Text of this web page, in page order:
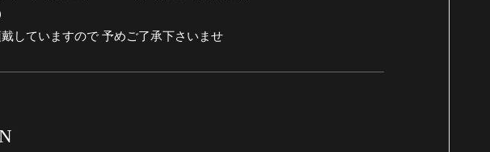
していますので 予めご了承下さいませ